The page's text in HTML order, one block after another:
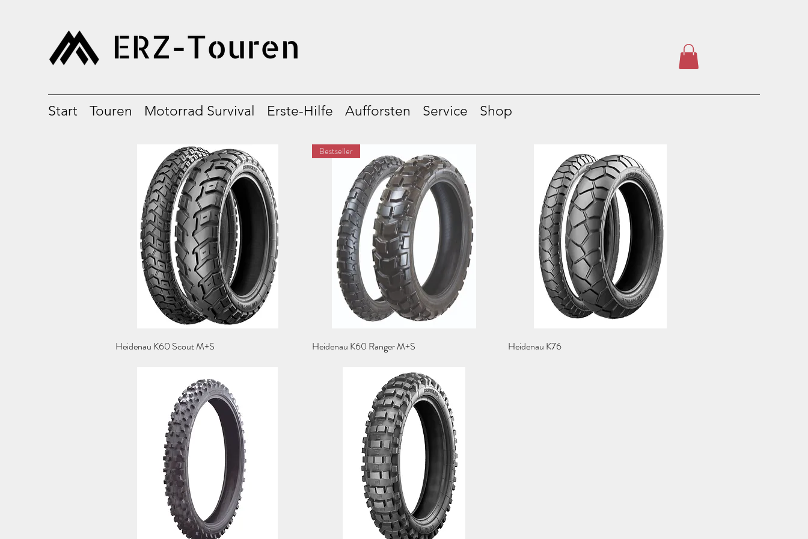
Start Touren Motorrad Survival Erste-Hilfe Aufforsten Service Shop
Schnellansicht
Heidenau K60 Scout M+S Schnellansicht
Bestseller
Heidenau K60 Ranger M+S Heidenau K76